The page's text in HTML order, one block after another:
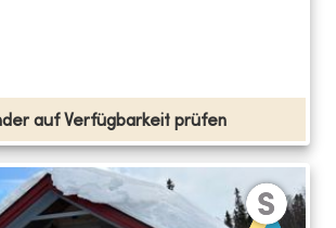
auf Verfügbarkeit prüfen